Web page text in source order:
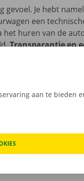
gevoel. Je hebt
een
het huren van de
Transparantie en
aan te bieden